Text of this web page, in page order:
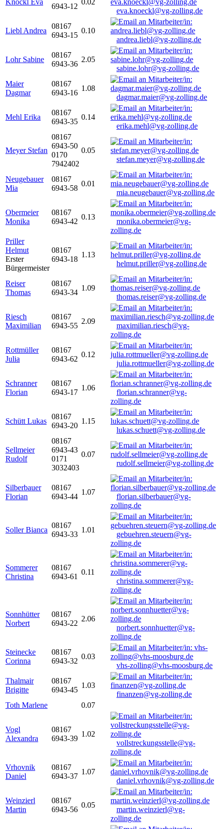
Knöckl Eva
6943-12
0.02
eva.knoeckl@vg-zolling.de
Liebl Andrea
08167
6943-15
0.10
andrea.liebl@vg-zolling.de
Lohr Sabine
08167
6943-36
2.05
sabine.lohr@vg-zolling.de
Maier
Dagmar
08167
6943-16
1.08
dagmar.maier@vg-zolling.de
Mehl Erika
08167
6943-35
0.14
erika.mehl@vg-zolling.de
Meyer Stefan
08167
6943-50
0170
7942402
0.05
stefan.meyer@vg-zolling.de
Neugebauer
Mia
08167
6943-58
0.01
mia.neugebauer@vg-zolling.de
Obermeier
Monika
08167
6943-42
0.13
monika.obermeier@vg-
zolling.de
Priller
Helmut
Erster
Bürgermeister
08167
6943-18
1.13
helmut.priller@vg-zolling.de
Reiser
Thomas
08167
6943-34
1.09
thomas.reiser@vg-zolling.de
Riesch
Maximilian
08167
6943-55
2.09
maximilian.riesch@vg-
zolling.de
Rottmüller
Julia
08167
6943-62
0.12
julia.rottmueller@vg-zolling.de
Schranner
Florian
08167
6943-17
1.06
florian.schranner@vg-
zolling.de
Schütt Lukas
08167
6943-20
1.15
lukas.schuett@vg-zolling.de
Sellmeier
Rudolf
08167
6943-43
0171
3032403
0.07
rudolf.sellmeier@vg-zolling.de
Silberbauer
Florian
08167
6943-44
1.07
florian.silberbauer@vg-
zolling.de
Soller Bianca
08167
6943-33
1.01
gebuehren.steuern@vg-
zolling.de
Sommerer
Christina
08167
6943-61
0.11
christina.sommerer@vg-
zolling.de
Sonnhütter
Norbert
08167
6943-22
2.06
norbert.sonnhuetter@vg-
zolling.de
Steinecke
Corinna
08167
6943-32
0.03
vhs-zolling@vhs-moosburg.de
Thalmair
Brigitte
08167
6943-45
1.03
finanzen@vg-zolling.de
Toth Marlene
0.07
Vogl
Alexandra
08167
6943-39
1.02
vollstreckungsstelle@vg-
zolling.de
Vrhovnik
Daniel
08167
6943-37
1.07
daniel.vrhovnik@vg-zolling.de
Weinzierl
Martin
08167
6943-56
0.05
martin.weinzierl@vg-
zolling.de